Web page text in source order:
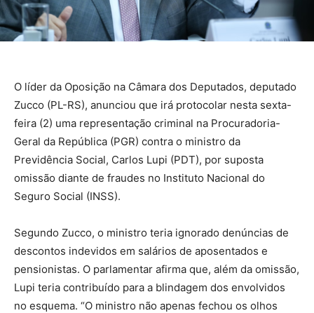
O líder da Oposição na Câmara dos Deputados, deputado
Zucco (PL-RS), anunciou que irá protocolar nesta sexta-
feira (2) uma representação criminal na Procuradoria-
Geral da República (PGR) contra o ministro da
Previdência Social, Carlos Lupi (PDT), por suposta
omissão diante de fraudes no Instituto Nacional do
Seguro Social (INSS).
Segundo Zucco, o ministro teria ignorado denúncias de
descontos indevidos em salários de aposentados e
pensionistas. O parlamentar afirma que, além da omissão,
Lupi teria contribuído para a blindagem dos envolvidos
no esquema. “O ministro não apenas fechou os olhos